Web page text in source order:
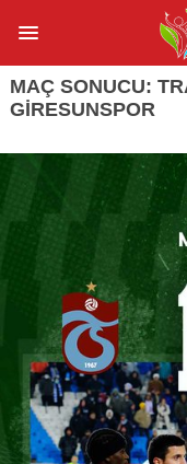
MAÇ SONUCU:
GIRESUNSPOR